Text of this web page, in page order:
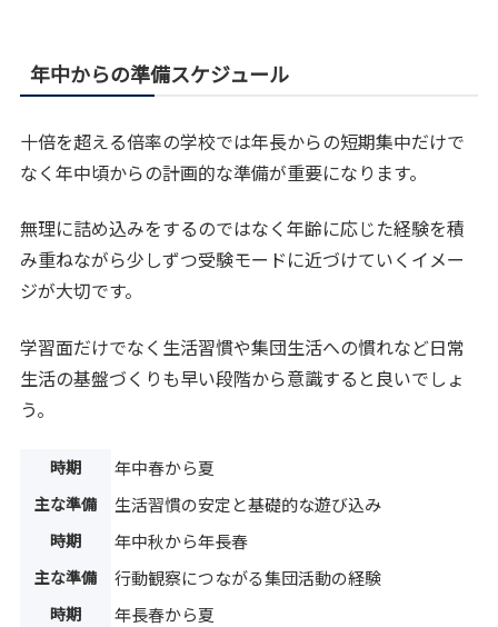
年中からの準備スケジュール
十倍を超える倍率の学校では年長からの短期集中だけで
なく年中頃からの計画的な準備が重要になります。
無理に詰め込みをするのではなく年齢に応じた経験を積
み重ねながら少しずつ受験モードに近づけていくイメー
ジが大切です。
学習面だけでなく生活習慣や集団生活への慣れなど日常
生活の基盤づくりも早い段階から意識すると良いでしょ
う。
時期 年中春から夏
主な準備 生活習慣の安定と基礎的な遊び込み
時期 年中秋から年長春
主な準備 行動観察につながる集団活動の経験
時期 年長春から夏